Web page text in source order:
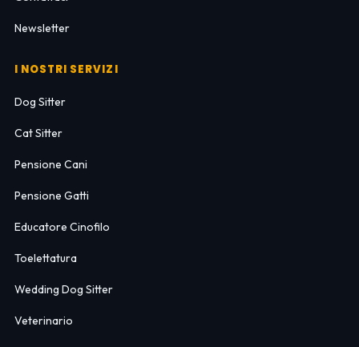
Newsletter
I NOSTRI SERVIZI
Dog Sitter
Cat Sitter
Pensione Cani
Pensione Gatti
Educatore Cinofilo
Toelettatura
Wedding Dog Sitter
Veterinario